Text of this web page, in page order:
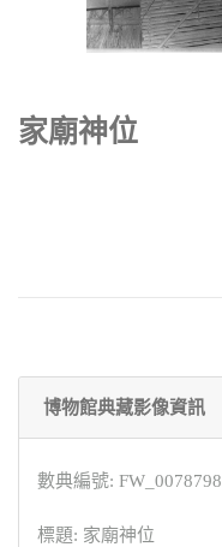
家廟神位
博物館典藏影像資訊
數典編號: FW_0078798
標題: 家廟神位